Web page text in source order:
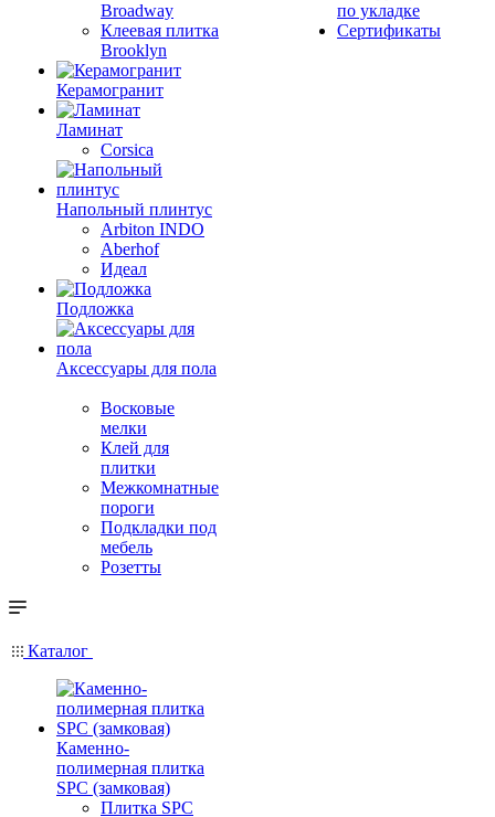
Broadway
Клеевая плитка
Brooklyn
Керамогранит
Ламинат
Corsica
Напольный плинтус
Arbiton INDO
Aberhof
Идеал
Подложка
Аксессуары для пола
Восковые
мелки
Клей для
плитки
Межкомнатные
пороги
Подкладки под
мебель
Розетты
по укладке
Сертификаты
Каталог
Каменно-
полимерная плитка
SPC (замковая)
Плитка SPC